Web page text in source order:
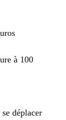
à 100
déplacer